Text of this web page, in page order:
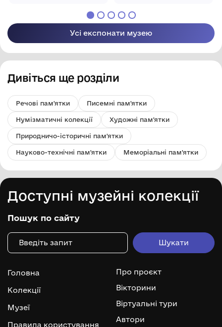
Усі експонати музею
Дивіться ще розділи
Речові пам'ятки Писемні пам'ятки
Нумізматичні колекції Художні пам'ятки
Природничо-історичні пам'ятки
Науково-технічні пам'ятки Меморіальні пам'ятки
Доступні музейні колекції
Пошук по сайту
Головна
Колекції
Музеї
Правила користування
Про проєкт
Вікторини
Віртуальні тури
Автори